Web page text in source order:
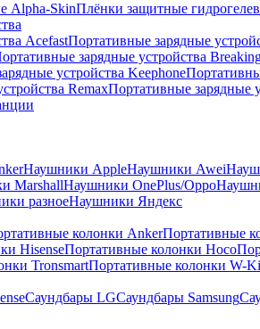
Alpha-SkinПлёнки защитные
AcefastПортативные зарядные
зарядные устройства
устройства Keephone
RemaxПортативные зарядные
Наушники AppleНаушники Awei
MarshallНаушники OnePlus/Oppo
разноеНаушники Яндекс
колонки AnkerПортативные
HisenseПортативные колонки Hoco
TronsmartПортативные колонки W-
Саундбары LGСаундбары Samsung